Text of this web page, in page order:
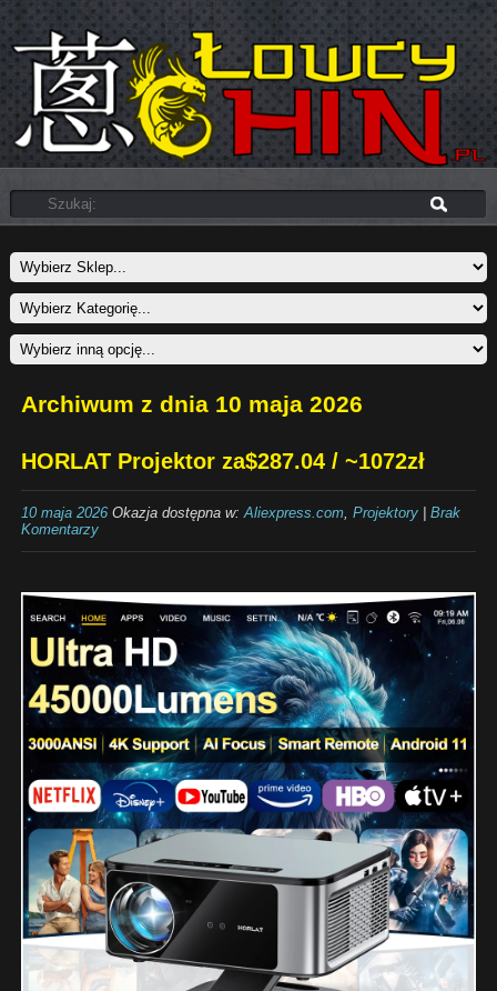
Archiwum z dnia 10 maja 2026
HORLAT Projektor za$287.04 / ~1072zł
10 maja 2026Okazja dostępna w:Aliexpress.com, Projektory| Brak
Komentarzy